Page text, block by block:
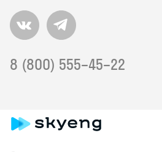
8 (800) 555–45–22